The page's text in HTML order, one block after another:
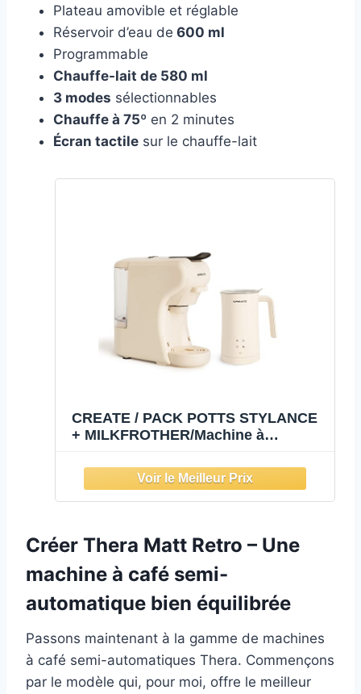
Plateau amovible et réglable
Réservoir d’eau de 600 ml
Programmable
Chauffe-lait de 580 ml
3 modes sélectionnables
Chauffe à 75º en 2 minutes
Écran tactile sur le chauffe-lait
CREATE / PACK POTTS STYLANCE
+ MILKFROTHER/Machine à
lait et chocolat, Blanc cassé
Créer Thera Matt Retro – Une
machine à café semi-
automatique bien équilibrée
Passons maintenant à la gamme de machines
à café semi-automatiques Thera. Commençons
par le modèle qui, pour moi, offre le meilleur